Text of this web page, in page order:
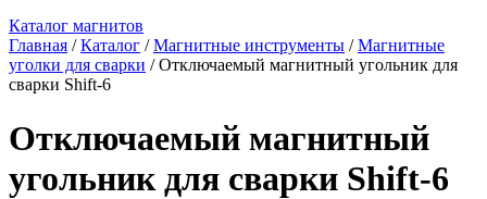
Каталог магнитов
Главная /Каталог /Магнитные инструменты /Магнитные
уголки для сварки / Отключаемый магнитный угольник для
сварки Shift-6
Отключаемый магнитный
угольник для сварки Shift-6